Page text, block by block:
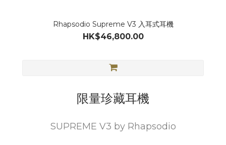
Rhapsodio Supreme V3 入耳式耳機
HK$46,800.00
限量珍藏耳機
SUPREME V3 by Rhapsodio